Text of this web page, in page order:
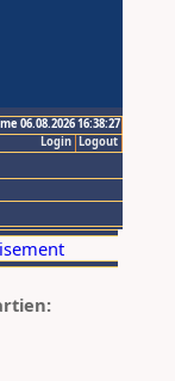
06.08.2026 16:38:27
Logout
Login